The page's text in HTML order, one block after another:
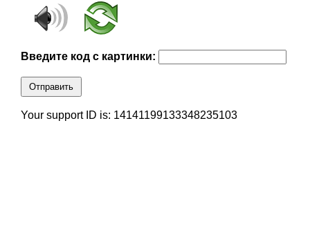
Введите код с картинки:
Отправить
Your support ID is: 14141199133348235103